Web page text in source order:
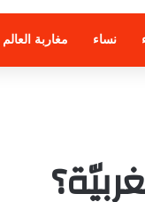
نساء مغاربة العالم